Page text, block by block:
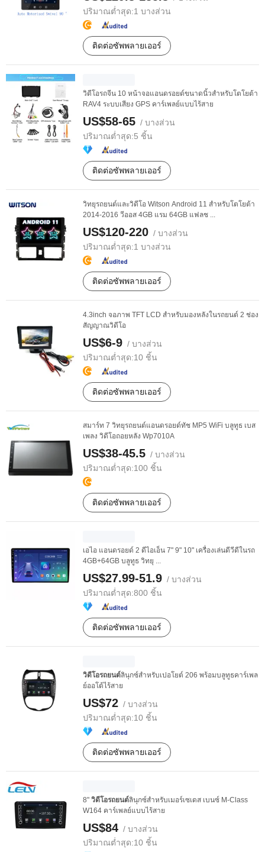
ปริมาณต่ำสุด:1 บางส่วน
ติดต่อซัพพลายเออร์
วิดีโอรถจีน 10 หน้าจอแอนดรอยด์ขนาดนิ้วสำหรับโตโยต้า
RAV4 ระบบเสียง GPS คาร์เพลย์แบบไร้สาย
US$58-65 / บางส่วน
ปริมาณต่ำสุด:5 ชิ้น
ติดต่อซัพพลายเออร์
วิทยุรถยนต์และวิดีโอ Witson Android 11 สำหรับโตโยต้า
2014-2016 วีออส 4GB แรม 64GB แฟลช ...
US$120-220 / บางส่วน
ปริมาณต่ำสุด:1 บางส่วน
ติดต่อซัพพลายเออร์
4.3inch จอภาพ TFT LCD สำหรับมองหลังในรถยนต์ 2 ช่อง
สัญญาณวิดีโอ
US$6-9 / บางส่วน
ปริมาณต่ำสุด:10 ชิ้น
ติดต่อซัพพลายเออร์
สมาร์ท 7 วิทยุรถยนต์แอนดรอยด์ทัช MP5 WiFi บลูทูธ เบส
เพลง วิดีโอถอยหลัง Wp7010A
US$38-45.5 / บางส่วน
ปริมาณต่ำสุด:100 ชิ้น
ติดต่อซัพพลายเออร์
เอไอ แอนดรอยด์ 2 ดีไอเอ็น 7" 9" 10" เครื่องเล่นดีวีดีในรถ
4GB+64GB บลูทูธ วิทยุ ...
US$27.99-51.9 / บางส่วน
ปริมาณต่ำสุด:800 ชิ้น
ติดต่อซัพพลายเออร์
วิดีโอรถยนต์ลินุกซ์สำหรับเปอโยต์ 206 พร้อมบลูทูธคาร์เพล
ย์ออโต้ไร้สาย
US$72 / บางส่วน
ปริมาณต่ำสุด:10 ชิ้น
ติดต่อซัพพลายเออร์
8" วิดีโอรถยนต์ลินุกซ์สำหรับเมอร์เซเดส เบนซ์ M-Class
W164 คาร์เพลย์แบบไร้สาย
US$84 / บางส่วน
ปริมาณต่ำสุด:10 ชิ้น